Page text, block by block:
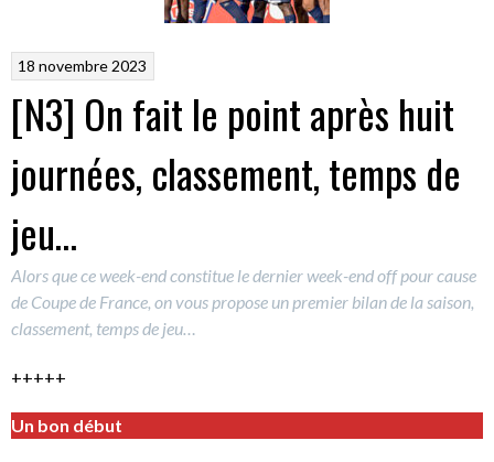
18 novembre 2023
[N3] On fait le point après huit
journées, classement, temps de
jeu…
Alors que ce week-end constitue le dernier week-end off pour cause
de Coupe de France, on vous propose un premier bilan de la saison,
classement, temps de jeu…
+++++
Un bon début